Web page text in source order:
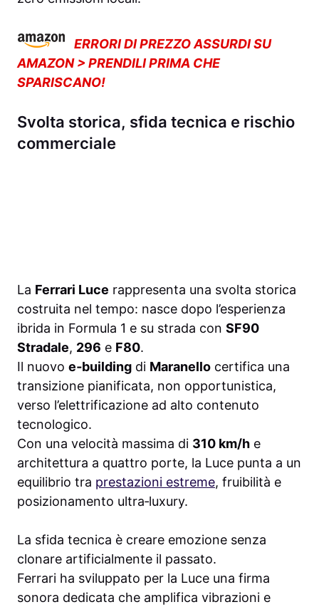
ERRORI DI PREZZO ASSURDI SU
AMAZON > PRENDILI PRIMA CHE
SPARISCANO!
Svolta storica, sfida tecnica e rischio
commerciale
La Ferrari Luce rappresenta una svolta storica
costruita nel tempo: nasce dopo l’esperienza
ibrida in Formula 1 e su strada con SF90
Stradale, 296 e F80.
Il nuovo e‑building di Maranello certifica una
transizione pianificata, non opportunistica,
verso l’elettrificazione ad alto contenuto
tecnologico.
Con una velocità massima di 310 km/h e
architettura a quattro porte, la Luce punta a un
equilibrio tra prestazioni estreme, fruibilità e
posizionamento ultra‑luxury.
La sfida tecnica è creare emozione senza
clonare artificialmente il passato.
Ferrari ha sviluppato per la Luce una firma
sonora dedicata che amplifica vibrazioni e